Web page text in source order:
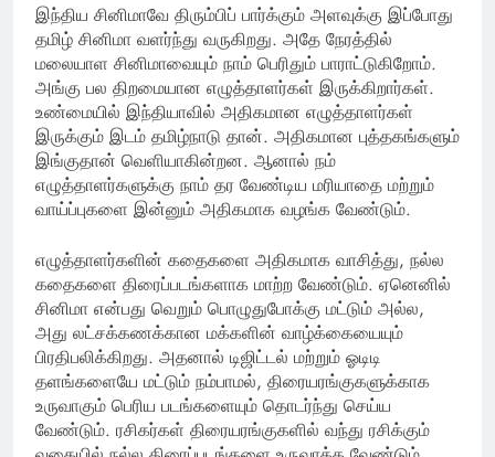
இந்திய சினிமாவே திரும்பிப் பார்க்கும் அளவுக்கு இப்போது
தமிழ் சினிமா வளர்ந்து வருகிறது. அதே நேரத்தில்
மலையாள சினிமாவையும் நாம் பெரிதும் பாராட்டுகிறோம்.
அங்கு பல திறமையான எழுத்தாளர்கள் இருக்கிறார்கள்.
உண்மையில் இந்தியாவில் அதிகமான எழுத்தாளர்கள்
இருக்கும் இடம் தமிழ்நாடு தான். அதிகமான புத்தகங்களும்
இங்குதான் வெளியாகின்றன. ஆனால் நம்
எழுத்தாளர்களுக்கு நாம் தர வேண்டிய மரியாதை மற்றும்
வாய்ப்புகளை இன்னும் அதிகமாக வழங்க வேண்டும்.
எழுத்தாளர்களின் கதைகளை அதிகமாக வாசித்து, நல்ல
கதைகளை திரைப்படங்களாக மாற்ற வேண்டும். ஏனெனில்
சினிமா என்பது வெறும் பொழுதுபோக்கு மட்டும் அல்ல,
அது லட்சக்கணக்கான மக்களின் வாழ்க்கையையும்
பிரதிபலிக்கிறது. அதனால் டிஜிட்டல் மற்றும் ஓடிடி
தளங்களையே மட்டும் நம்பாமல், திரையரங்குகளுக்காக
உருவாகும் பெரிய படங்களையும் தொடர்ந்து செய்ய
வேண்டும். ரசிகர்கள் திரையரங்குகளில் வந்து ரசிக்கும்